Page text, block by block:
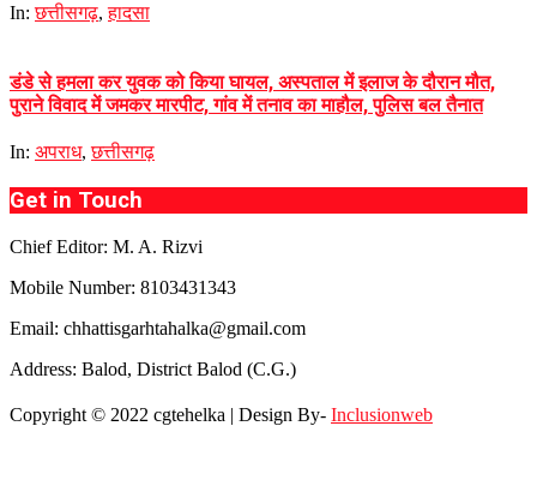
In: छत्तीसगढ़,हादसा
डंडे से हमला कर युवक को किया घायल, अस्पताल में इलाज के दौरान मौत,
पुराने विवाद में जमकर मारपीट, गांव में तनाव का माहौल, पुलिस बल तैनात
In: अपराध,छत्तीसगढ़
Get in Touch
Chief Editor: M. A. Rizvi
Mobile Number: 8103431343
Email: chhattisgarhtahalka@gmail.com
Address: Balod, District Balod (C.G.)
Copyright © 2022 cgtehelka | Design By- Inclusionweb